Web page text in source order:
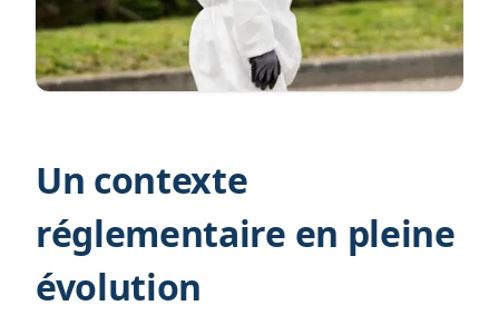
Un contexte
réglementaire en pleine
évolution